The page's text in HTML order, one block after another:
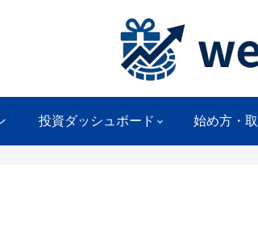
投資ダッシュボード 始め方・